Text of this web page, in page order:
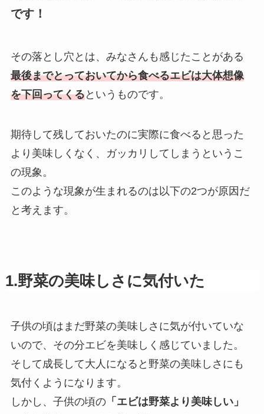
です！
その落とし穴とは、みなさんも感じたことがある
最後までとっておいてから食べるエビは大体想像
を下回ってくるというものです。
期待して残しておいたのに実際に食べると思った
より美味しくなく、ガッカリしてしまうというこ
の現象。
このような現象が生まれるのは以下の2つが原因だ
と考えます。
1.野菜の美味しさに気付いた
子供の頃はまだ野菜の美味しさに気が付いていな
いので、その分エビを美味しく感じていました。
そして成長して大人になると野菜の美味しさにも
気付くようになります。
しかし、子供の頃の「エビは野菜より美味しい」